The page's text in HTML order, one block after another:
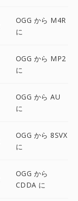
OGG から M4R
に
OGG から MP2
に
OGG から AU
に
OGG から 8SVX
に
OGG から
CDDA に